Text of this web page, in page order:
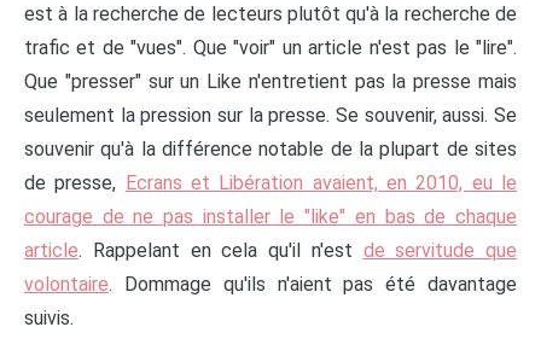
est à la recherche de lecteurs plutôt qu'à la recherche de
trafic et de "vues". Que "voir" un article n'est pas le "lire".
Que "presser" sur un Like n'entretient pas la presse mais
seulement la pression sur la presse. Se souvenir, aussi. Se
souvenir qu'à la différence notable de la plupart de sites
de presse, Ecrans et Libération avaient, en 2010, eu le
courage de ne pas installer le "like" en bas de chaque
article. Rappelant en cela qu'il n'est de servitude que
volontaire. Dommage qu'ils n'aient pas été davantage
suivis.